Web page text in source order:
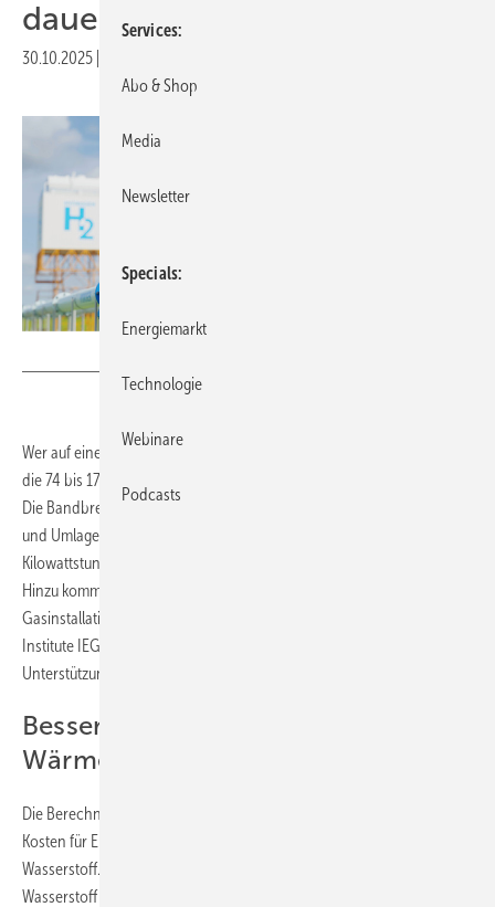
dauerhaft teuer
30.10.2025
Wer auf eine Wasserstoffheizung setzt, muss mit Heizkosten rechnen,
die 74 bis 172 Prozent höher als die bisherige Gasrechnung liegen.
Die Bandbreite der Wasserstoffbezugskosten ohne Steuern, Abgaben
und Umlagen liegt laut Studie im Jahr 2035 bei 21,4 bis 33,3 Cent pro
Kilowattstunde (kWh), im Jahr 2045 bei 16,3 bis 28,2 Cent pro kWh.
Hinzu kommen teils erhebliche Kosten für den Umbau älterer
Gasinstallationen im Gebäude. Das besagt eine Studie der Fraunhofer-
Institute IEG und ISI im Auftrag von Gaswende und Greenpeace mit
Unterstützung des Verbraucherzentrale Bundesverbands.
Besser Fernwärme oder
Wärmepumpe
Die Berechnungen basieren auf aktuellen Daten und Prognosen der
Kosten für Erzeugung, Speicherung, Transport und Verteilnetze von
Wasserstoff. Selbst unter günstigsten Bedingungen, wäre Heizen mit
Wasserstoff deutlich teurer als andere klimafreundliche Lösungen wie
Services
Abo & Shop
Media
Newsletter
Specials
Energiemarkt
Technologie
Webinare
Podcasts